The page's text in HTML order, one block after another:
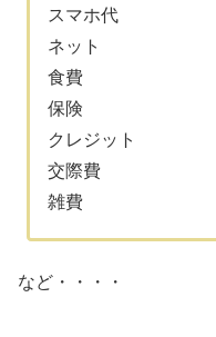
スマホ代
ネット
食費
保険
クレジット
交際費
雑費
など・・・・